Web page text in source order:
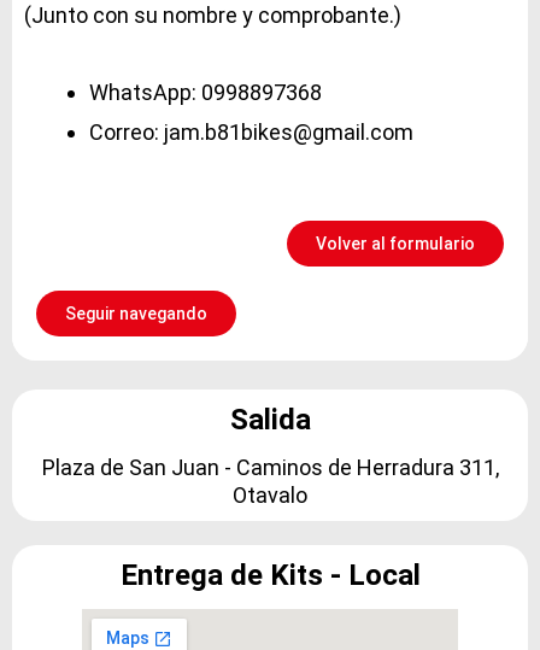
(Junto con su nombre y comprobante.)
WhatsApp: 0998897368
Correo: jam.b81bikes@gmail.com
Volver al formulario
Seguir navegando
Salida
Plaza de San Juan - Caminos de Herradura 311,
Otavalo
Entrega de Kits - Local